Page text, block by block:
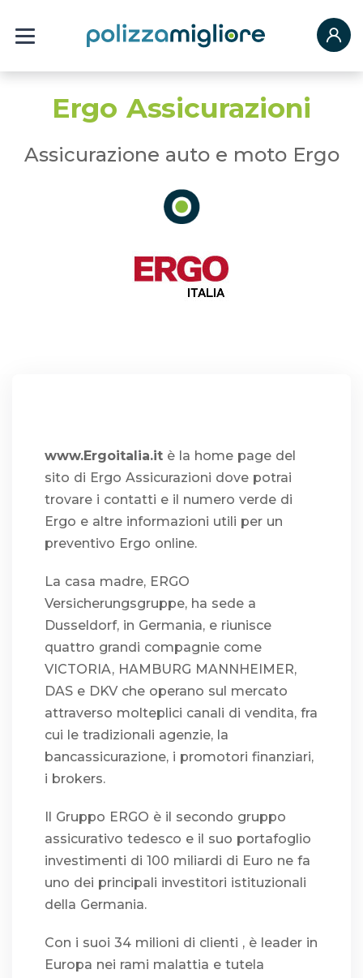
Ergo Assicurazioni
Assicurazione auto e moto Ergo
www.Ergoitalia.it è la home page del
sito di Ergo Assicurazioni dove potrai
trovare i contatti e il numero verde di
Ergo e altre informazioni utili per un
preventivo Ergo online.
La casa madre, ERGO
Versicherungsgruppe, ha sede a
Dusseldorf, in Germania, e riunisce
quattro grandi compagnie come
VICTORIA, HAMBURG MANNHEIMER,
DAS e DKV che operano sul mercato
attraverso molteplici canali di vendita, fra
cui le tradizionali agenzie, la
bancassicurazione, i promotori finanziari,
i brokers.
Il Gruppo ERGO è il secondo gruppo
assicurativo tedesco e il suo portafoglio
investimenti di 100 miliardi di Euro ne fa
uno dei principali investitori istituzionali
della Germania.
Con i suoi 34 milioni di clienti , è leader in
Europa nei rami malattia e tutela